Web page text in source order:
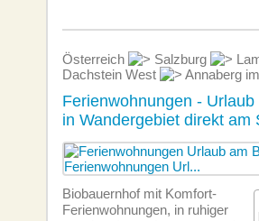
Österreich Salzburg
Dachstein West
Annaberg
Ferienwohnungen -
in Wandergebiet direkt am
Biobauernhof mit Komfort-
Ferien­wohnungen, in ruhiger